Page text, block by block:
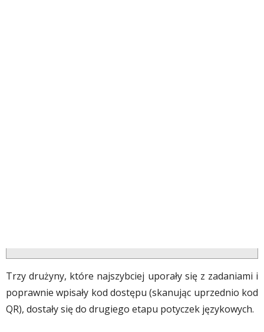
Trzy drużyny, które najszybciej uporały się z zadaniami i
poprawnie wpisały kod dostępu (skanując uprzednio kod
QR), dostały się do drugiego etapu potyczek językowych.